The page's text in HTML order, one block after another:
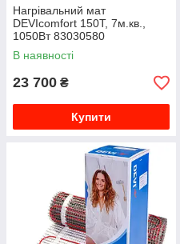
Нагрівальний мат
DEVIcomfort 150T, 7м.кв.,
1050Вт 83030580
В наявності
23 700 ₴
Купити